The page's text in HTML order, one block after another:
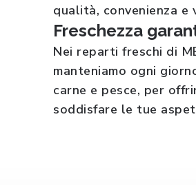
qualità, convenienza e
Freschezza
Nei reparti freschi di
manteniamo ogni
carne e pesce, per
soddisfare le tue